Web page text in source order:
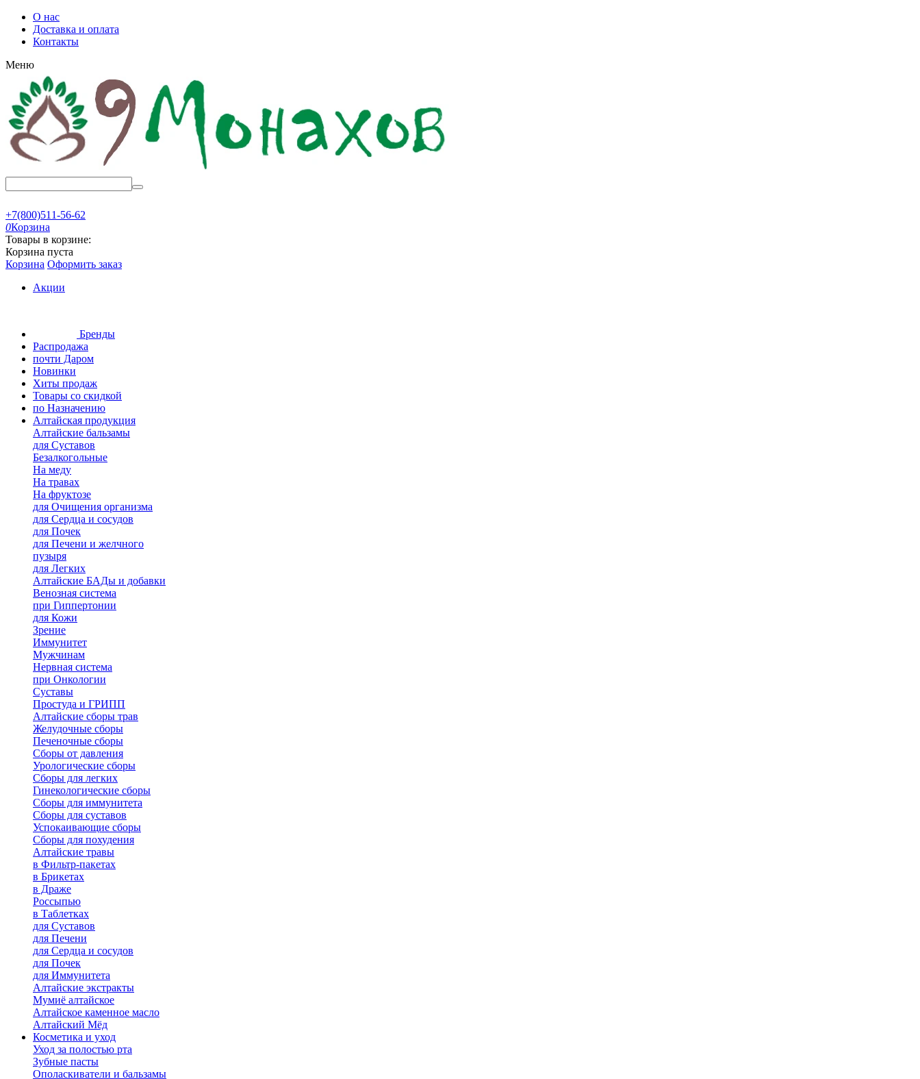
О нас
Доставка и оплата
Контакты
Меню
+7(800)511-56-62
0Корзина
Товары в корзине:
Корзина пуста
Корзина Оформить заказ
Акции
Бренды
Распродажа
почти Даром
Новинки
Хиты продаж
Товары со скидкой
по Назначению
Алтайская продукция
Алтайские бальзамы
для Суставов
Безалкогольные
На меду
На травах
На фруктозе
для Очищения организма
для Сердца и сосудов
для Почек
для Печени и желчного
пузыря
для Легких
Алтайские БАДы и добавки
Венозная система
при Гиппертонии
для Кожи
Зрение
Иммунитет
Мужчинам
Нервная система
при Онкологии
Суставы
Простуда и ГРИПП
Алтайские сборы трав
Желудочные сборы
Печеночные сборы
Сборы от давления
Урологические сборы
Сборы для легких
Гинекологические сборы
Сборы для иммунитета
Сборы для суставов
Успокаивающие сборы
Сборы для похудения
Алтайские травы
в Фильтр-пакетах
в Брикетах
в Драже
Россыпью
в Таблетках
для Cуставов
для Печени
для Сердца и сосудов
для Почек
для Иммунитета
Алтайские экстракты
Мумиё алтайское
Алтайское каменное масло
Алтайский Мёд
Косметика и уход
Уход за полостью рта
Зубные пасты
Ополаскиватели и бальзамы